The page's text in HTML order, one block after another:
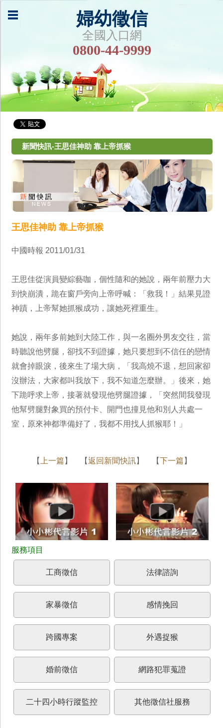
婦幼徵信
全國入口網
0800-44-9999
新聞快訊-王思佳神助 靠上帝抓猴
王思佳神助 靠上帝抓猴
中國時報 2011/01/31
王思佳從演員變綜藝咖，個性隨和的她說，兩年前壓力大
到快崩潰，跪在窗戶旁向上帝呼喊：「救我！」結果見證
神蹟，上帝幫她抓猴成功，讓她死裡重生。
她說，兩年多前她到大陸工作，與一名圈外男友交往，當
時聽說他劈腿，卻找不到證據，她只要想到不信任的戀情
就會掉眼淚，後來生了場大病，「我高燒不退，想回家卻
沒辦法，大家都叫我放下，我不知道怎麼辦。」後來，她
下跪呼求上帝，接著就發現他劈腿證據，「突然間我發現
他幫劈腿對象買的預付卡、開門也撞見他和別人共處一
室，原來神都準備好了，我都不用找人抓猴耶！」
【 上一篇 】 【返回新聞快訊】 【下一篇 】
工商徵信 法律諮詢
家暴徵信 感情挽回
跨國專案 外遇捉猴
婚前徵信 網路犯罪蒐證
二十四小時行蹤監控 其他徵信社服務